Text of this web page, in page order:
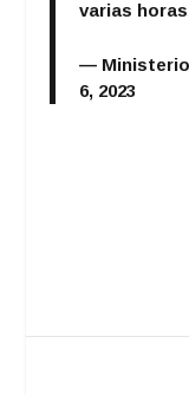
varias
— Ministerio
6, 2023